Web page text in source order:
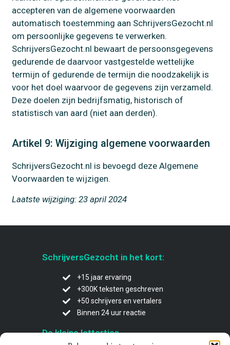
accepteren van de algemene voorwaarden
automatisch toestemming aan SchrijversGezocht.nl
om persoonlijke gegevens te verwerken.
SchrijversGezocht.nl bewaart de persoonsgegevens
gedurende de daarvoor vastgestelde wettelijke
termijn of gedurende de termijn die noodzakelijk is
voor het doel waarvoor de gegevens zijn verzameld.
Deze doelen zijn bedrijfsmatig, historisch of
statistisch van aard (niet aan derden).
Artikel 9: Wijziging algemene voorwaarden
SchrijversGezocht.nl is bevoegd deze Algemene
Voorwaarden te wijzigen.
Laatste wijziging: 23 april 2024
SchrijversGezocht in het kort:
+15 jaar ervaring
+300K teksten geschreven
+50 schrijvers en vertalers
Binnen 24 uur reactie
De kleine lettertjes